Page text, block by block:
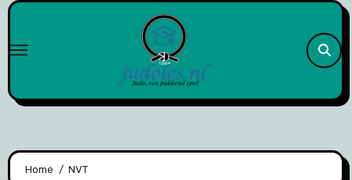
Naar
inhoud
Home NVT